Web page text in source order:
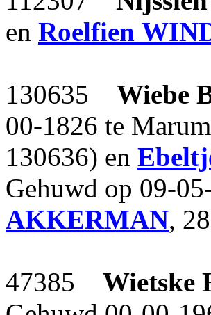
en Roelfien
130635 Wiebe
00-1826 te
130636) en
Gehuwd op 09-
AKKERMAN,
47385 Wietske